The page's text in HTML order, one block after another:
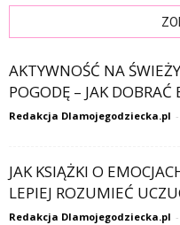
AKTYWNOŚĆ NA
POGODĘ – JAK DOBRAĆ
Redakcja Dlamojegodziecka.pl -
JAK KSIĄŻKI O
LEPIEJ ROZUMIEĆ
Redakcja Dlamojegodziecka.pl -